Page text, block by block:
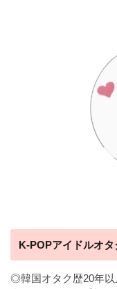
K-POPアイドルオタ
◎韓国オタク歴20年以